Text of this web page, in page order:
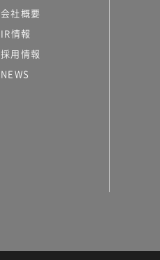
会社概要
IR情報
採用情報
NEWS